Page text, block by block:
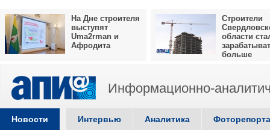
На Дне строителя
выступят
Uma2rman и
Афродита
Строители
области
больше
Информационно-
Новости Интервью Аналитика